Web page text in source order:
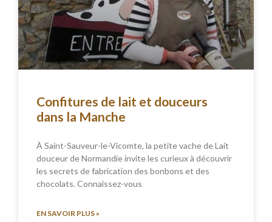
Confitures de lait et douceurs
dans la Manche
À Saint-Sauveur-le-Vicomte, la petite vache de Lait
douceur de Normandie invite les curieux à découvrir
les secrets de fabrication des bonbons et des
chocolats. Connaissez-vous
EN SAVOIR PLUS »